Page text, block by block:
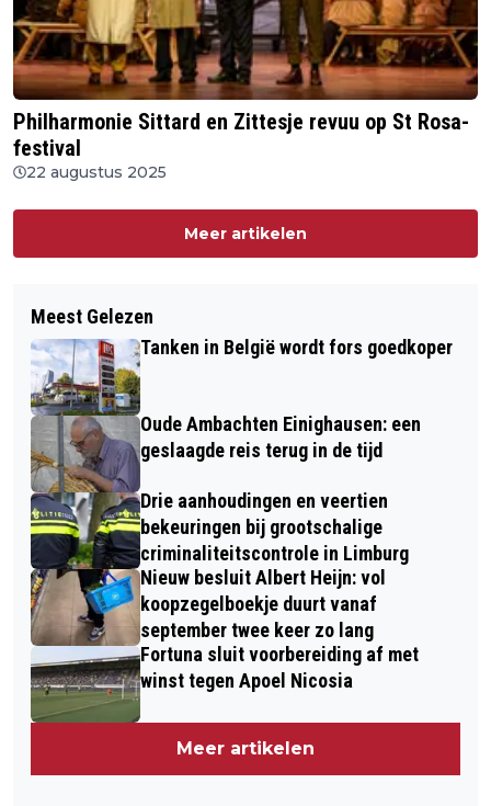
Philharmonie Sittard en Zittesje revuu op St Rosa-
festival
22 augustus 2025
Meer artikelen
Meest Gelezen
Tanken in België wordt fors goedkoper
Oude Ambachten Einighausen: een
geslaagde reis terug in de tijd
Drie aanhoudingen en veertien
bekeuringen bij grootschalige
criminaliteitscontrole in Limburg
Nieuw besluit Albert Heijn: vol
koopzegelboekje duurt vanaf
september twee keer zo lang
Fortuna sluit voorbereiding af met
winst tegen Apoel Nicosia
Meer artikelen